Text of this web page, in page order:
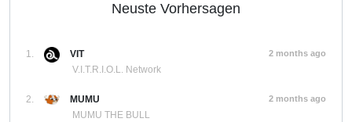
Neuste Vorhersagen
1.
VIT
V.I.T.R.I.O.L. Network
2 months ago
2.
MUMU
MUMU THE BULL
2 months ago